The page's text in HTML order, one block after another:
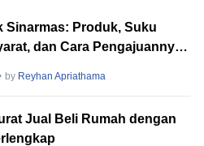
Sinarmas: Produk, Suku
dan Cara Pengajuannya.
by Reyhan Apriathama
Jual Beli Rumah dengan